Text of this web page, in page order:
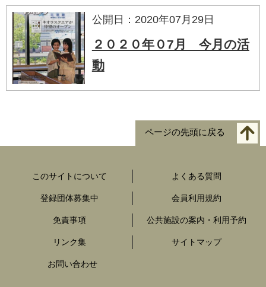
公開日：2020年07月29日
２０２０年０7月 今月の活
動
ページの先頭に戻る
このサイトについて よくある質問
登録団体募集中 会員利用規約
免責事項 公共施設の案内・利用予約
リンク集 サイトマップ
お問い合わせ